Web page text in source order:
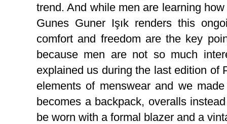
trend. And while men are learning
Gunes Guner Işık renders this
comfort and freedom are the key
because men are not so much
explained us during the last edition of
elements of menswear and we
becomes a backpack, overalls
be worn with a formal blazer and a